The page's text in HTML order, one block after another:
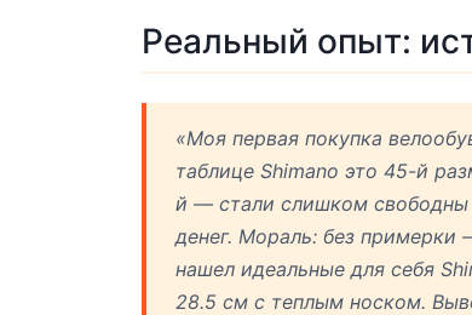
Реальный опыт:
«Моя первая покупка
таблице Shimano это 45-й
й — стали слишком свободны
денег. Мораль: без примерки
нашел идеальные для себя
28.5 см с теплым носком.